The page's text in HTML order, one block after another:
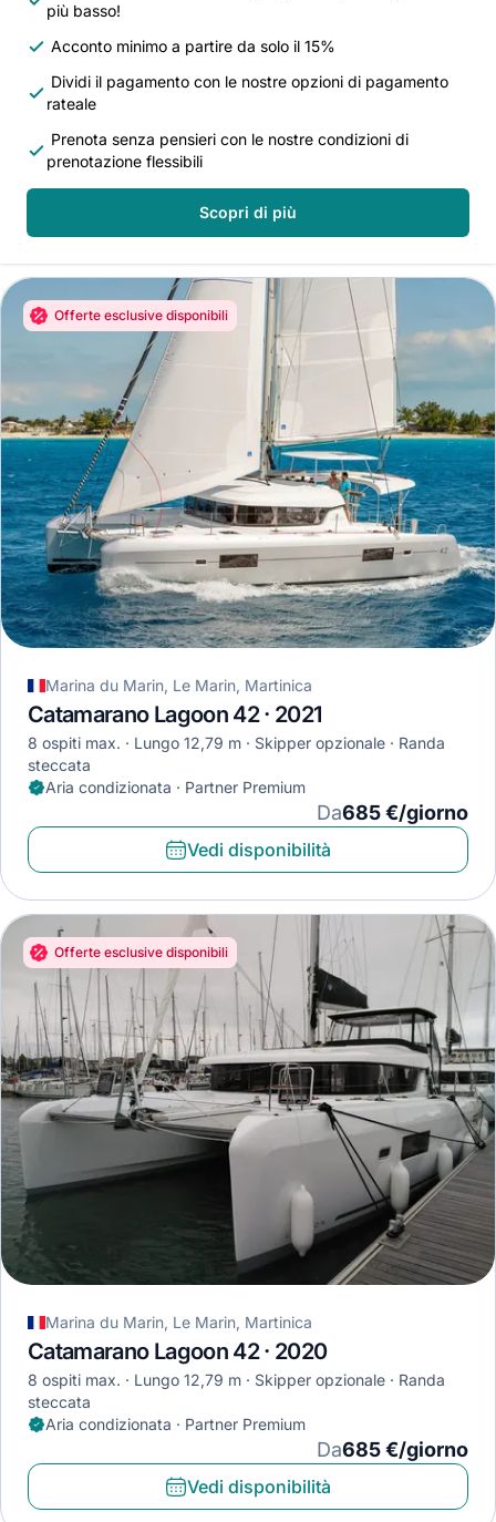
più basso!
Acconto minimo a partire da solo il 15%
Dividi il pagamento con le nostre opzioni di pagamento
rateale
Prenota senza pensieri con le nostre condizioni di
prenotazione flessibili
Scopri di più
Offerte esclusive disponibili
Marina du Marin, Le Marin, Martinica
Catamarano Lagoon 42 · 2021
8 ospiti max. Lungo 12,79 m Skipper opzionale
Randa
steccata
Aria condizionata · Partner Premium
Da685 €/giorno
Vedi disponibilità
Offerte esclusive disponibili
Marina du Marin, Le Marin, Martinica
Catamarano Lagoon 42 · 2020
8 ospiti max. Lungo 12,79 m Skipper opzionale
Randa
steccata
Aria condizionata · Partner Premium
Da685 €/giorno
Vedi disponibilità